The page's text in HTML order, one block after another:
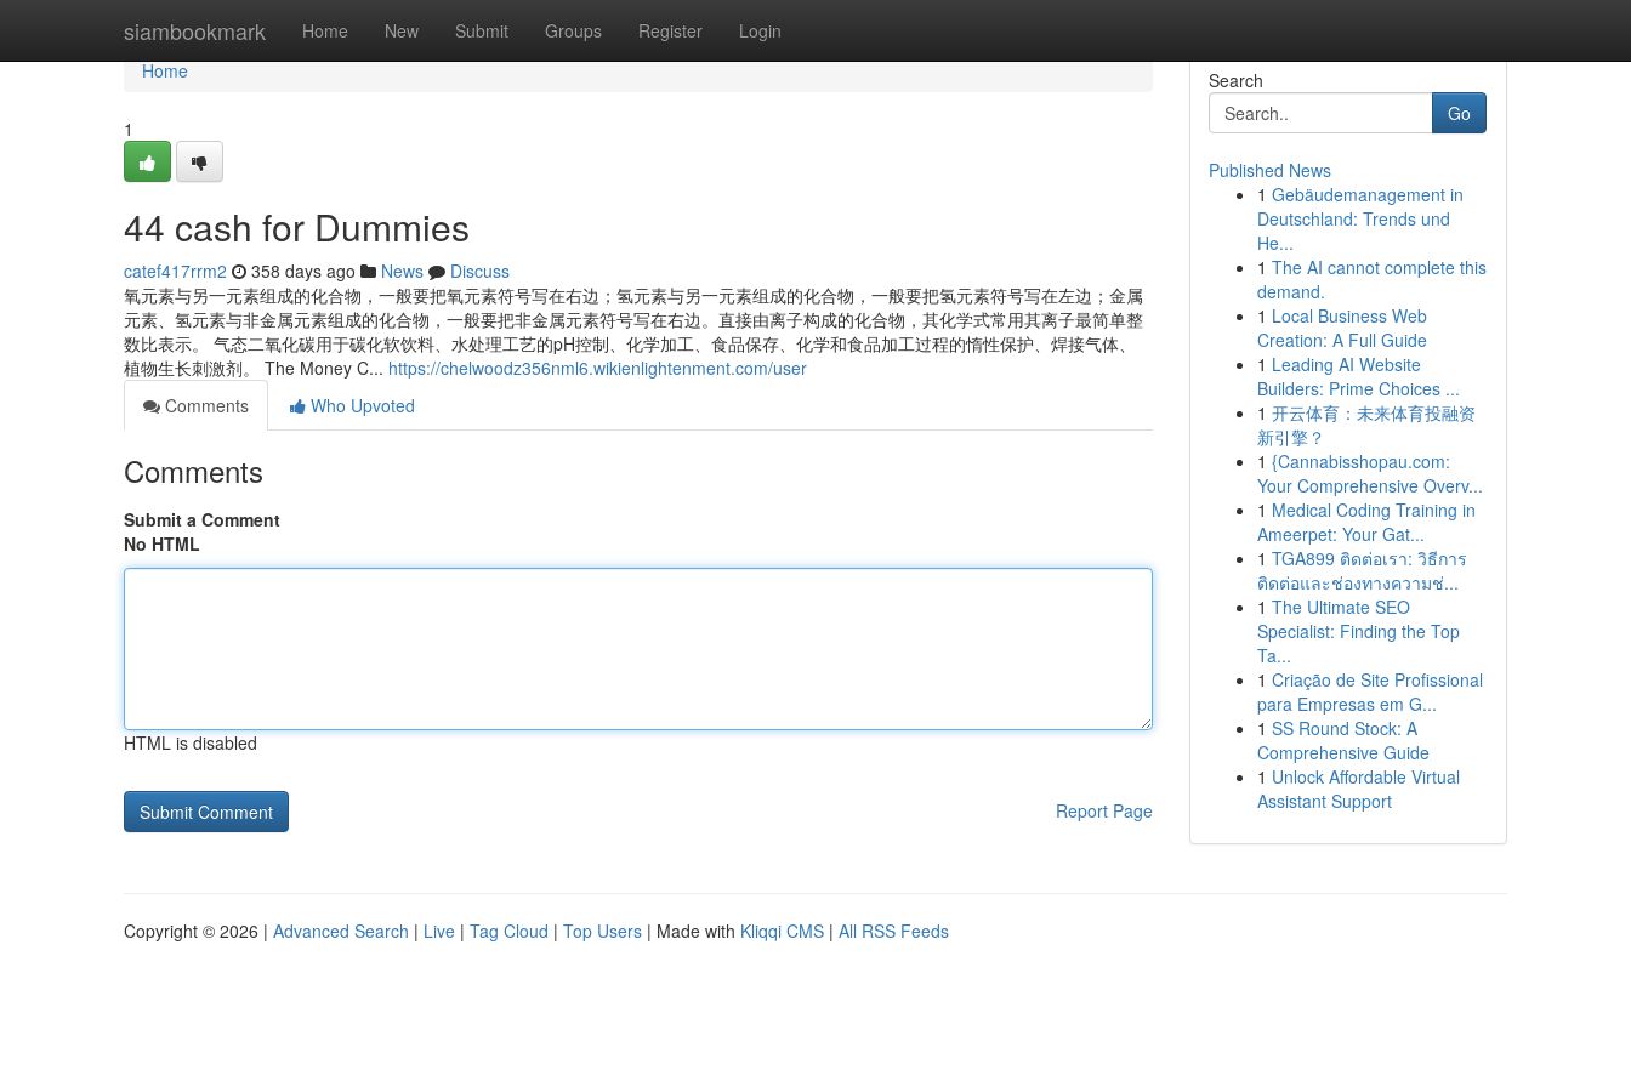
siambookmark Home New Submit Groups Register Login
Home
Home
1
44 cash for Dummies
catef417rrm2 358 days ago News
Discuss
氧元素与另一元素组成的化合物，一般要把氧元素符号写在右边；氢元素与另一元素组成的化合物，一般要把氢元素符号写在左边；金属
元素、氢元素与非金属元素组成的化合物，一般要把非金属元素符号写在右边。直接由离子构成的化合物，其化学式常用其离子最简单整
数比表示。 气态二氧化碳用于碳化软饮料、水处理工艺的pH控制、化学加工、食品保存、化学和食品加工过程的惰性保护、焊接气体、
植物生长刺激剂。 The Money C... https://chelwoodz356nml6.wikienlightenment.com/user
Comments
Who Upvoted
Comments
Submit a Comment
No HTML
HTML is disabled
Report Page
Search
Go
Published News
1 Gebäudemanagement in
Deutschland: Trends und
He...
1 The AI cannot complete this
demand.
1 Local Business Web
Creation: A Full Guide
1 Leading AI Website
Builders: Prime Choices ...
1 开云体育：未来体育投融资
新引擎？
1 {Cannabisshopau.com:
Your Comprehensive Overv...
1 Medical Coding Training in
Ameerpet: Your Gat...
1 TGA899 ติดต่อเรา: วิธีการ
ติดต่อและช่องทางความช่...
1 The Ultimate SEO
Specialist: Finding the Top
Ta...
1 Criação de Site Profissional
para Empresas em G...
1 SS Round Stock: A
Comprehensive Guide
1 Unlock Affordable Virtual
Assistant Support
Copyright © 2026 | Advanced Search | Live | Tag Cloud | Top Users | Made with Kliqqi CMS | All RSS Feeds